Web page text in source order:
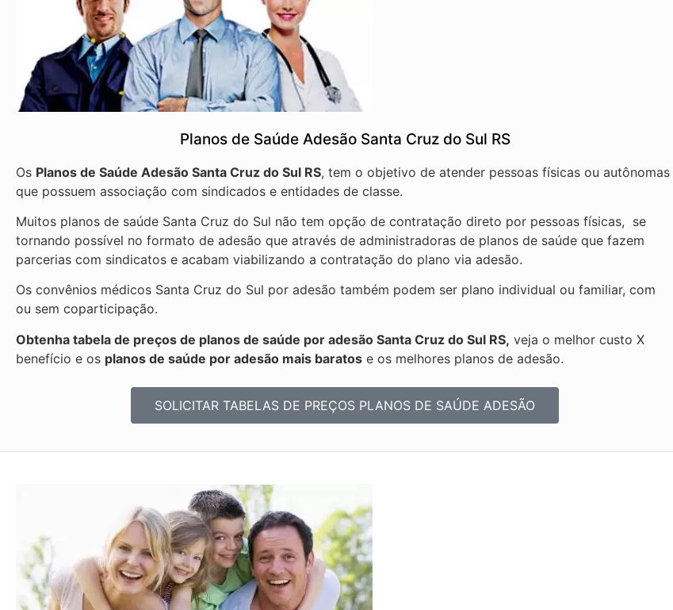
Planos de Saúde Adesão Santa Cruz do Sul RS
Os Planos de Saúde Adesão Santa Cruz do Sul RS, tem o objetivo de atender pessoas físicas ou autônomas
que possuem associação com sindicados e entidades de classe.
Muitos planos de saúde Santa Cruz do Sul não tem opção de contratação direto por pessoas físicas, se
tornando possível no formato de adesão que através de administradoras de planos de saúde que fazem
parcerias com sindicatos e acabam viabilizando a contratação do plano via adesão.
Os convênios médicos Santa Cruz do Sul por adesão também podem ser plano individual ou familiar, com
ou sem coparticipação.
Obtenha tabela de preços de planos de saúde por adesão Santa Cruz do Sul RS, veja o melhor custo X
benefício e os planos de saúde por adesão mais baratos e os melhores planos de adesão.
SOLICITAR TABELAS DE PREÇOS PLANOS DE SAÚDE ADESÃO